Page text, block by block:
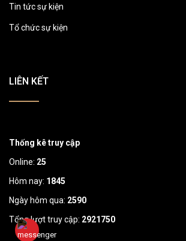
Tin tức sự kiện
Tổ chức sự kiện
LIÊN KẾT
Thống kê truy cập
Online: 25
Hôm nay: 1845
Ngày hôm qua: 2590
Tổng lượt truy cập: 2921750